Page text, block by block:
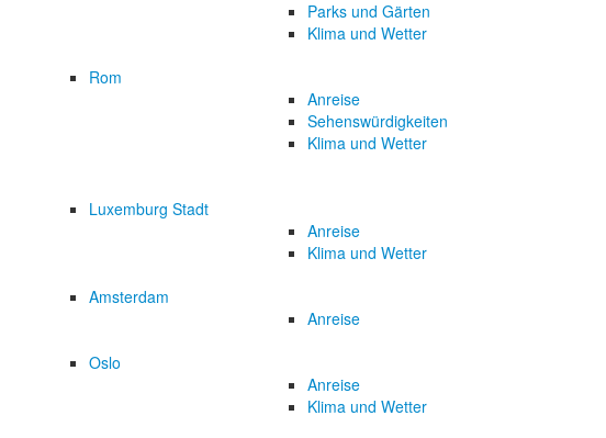
Parks und Gärten
Klima und Wetter
Rom
Anreise
Sehenswürdigkeiten
Klima und Wetter
Luxemburg Stadt
Anreise
Klima und Wetter
Amsterdam
Anreise
Oslo
Anreise
Klima und Wetter